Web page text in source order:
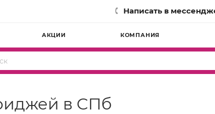
Написать в
АКЦИИ КОМПАНИЯ
в СПб